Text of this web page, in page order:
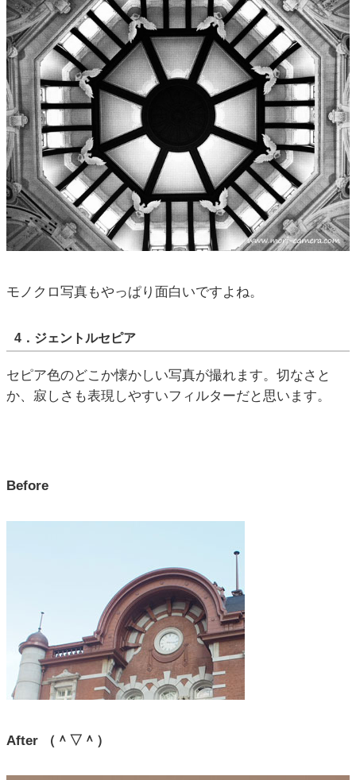
モノクロ写真もやっぱり面白いですよね。
4．ジェントルセピア
セピア色のどこか懐かしい写真が撮れます。切なさと
か、寂しさも表現しやすいフィルターだと思います。
Before
After （＾▽＾）